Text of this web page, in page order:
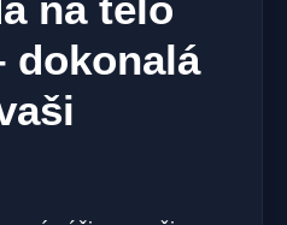
dokonalá